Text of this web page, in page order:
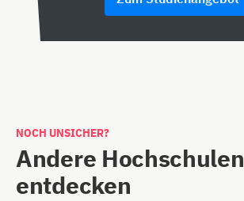
NOCH UNSICHER?
Andere Hochschulen
entdecken